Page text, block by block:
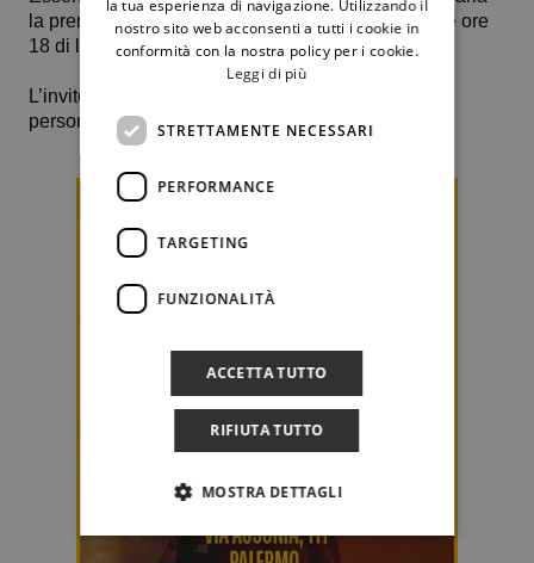
la prenotazione presso la nostra segreteria entro le ore
18 di lunedì prossimo.
L’invito è strettamente personale e valido per due
persone.
la tua esperienza di navigazione. Utilizzando il
nostro sito web acconsenti a tutti i cookie in
conformità con la nostra policy per i cookie.
Leggi di più
STRETTAMENTE NECESSARI
PERFORMANCE
TARGETING
FUNZIONALITÀ
ACCETTA TUTTO
RIFIUTA TUTTO
MOSTRA DETTAGLI